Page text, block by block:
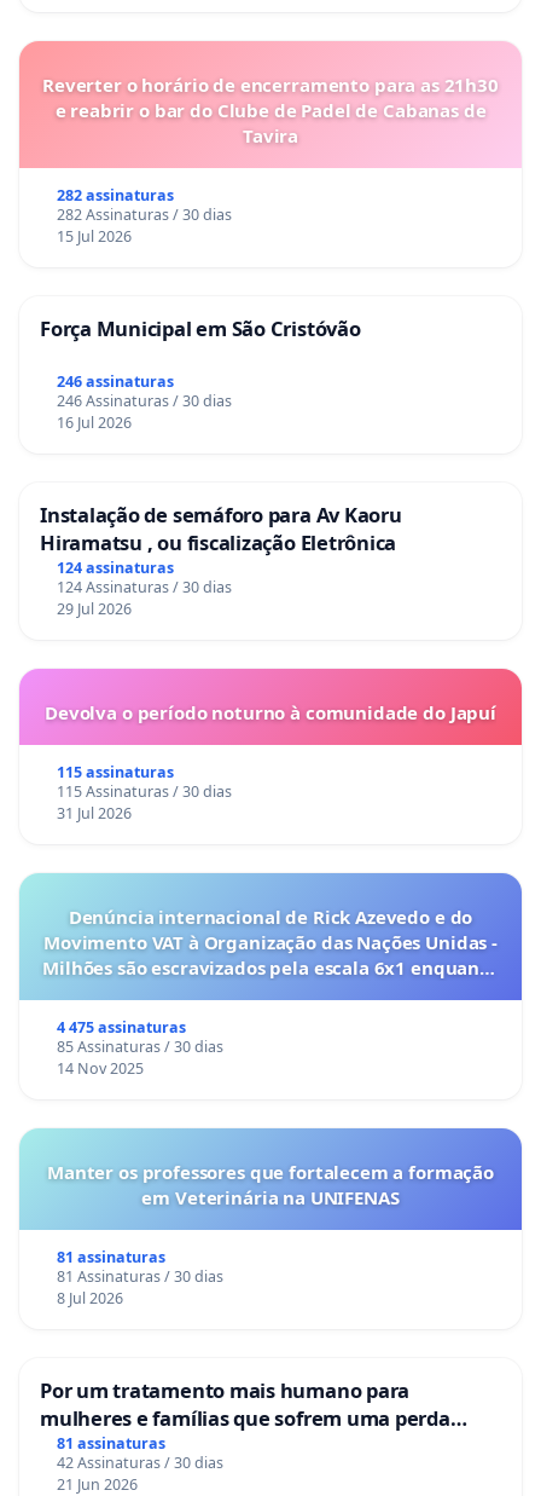
Reverter o horário de encerramento para as 21h30
e reabrir o bar do Clube de Padel de Cabanas de
Tavira
282 assinaturas
282 Assinaturas / 30 dias
15 Jul 2026
Força Municipal em São Cristóvão
246 assinaturas
246 Assinaturas / 30 dias
16 Jul 2026
Instalação de semáforo para Av Kaoru
Hiramatsu , ou fiscalização Eletrônica
124 assinaturas
124 Assinaturas / 30 dias
29 Jul 2026
Devolva o período noturno à comunidade do Japuí
115 assinaturas
115 Assinaturas / 30 dias
31 Jul 2026
Denúncia internacional de Rick Azevedo e do
Movimento VAT à Organização das Nações Unidas -
Milhões são escravizados pela escala 6x1 enquanto
4 475 assinaturas
85 Assinaturas / 30 dias
14 Nov 2025
Manter os professores que fortalecem a formação
em Veterinária na UNIFENAS
81 assinaturas
81 Assinaturas / 30 dias
8 Jul 2026
Por um tratamento mais humano para
mulheres e famílias que sofrem uma perda
gestacional nos hospitais portugueses
81 assinaturas
42 Assinaturas / 30 dias
21 Jun 2026